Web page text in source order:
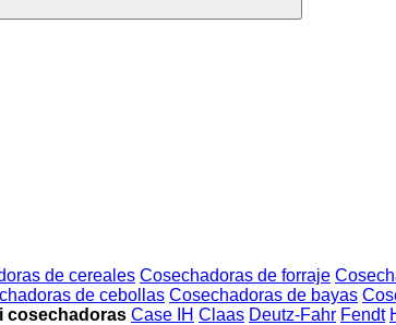
de cereales Cosechadoras de forraje
de cebollas Cosechadoras de bayas
cosechadoras Case IH Claas Deutz-Fahr Fendt